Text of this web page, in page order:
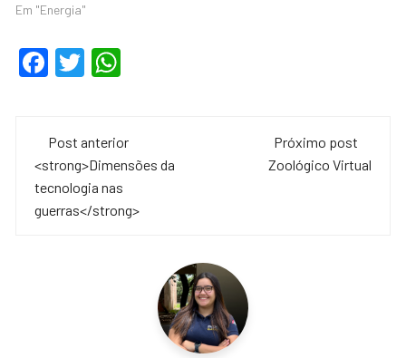
Em "Energia"
F
e
b
o
T
er s
A
p
Navegação
de
post
Post anterior
<strong>Dimensões da
tecnologia nas
guerras</strong>
Próximo post
Zoológico Virtual